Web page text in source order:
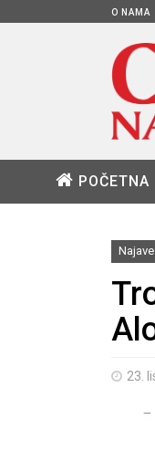
O NAMA
POČETNA
Najave
23.